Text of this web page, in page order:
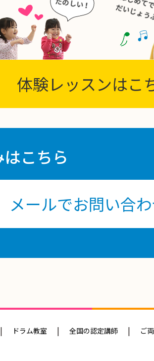
体験レッスンはこ
こちら
メールでお問い合
ドラム教室 全国の認定講師 ご